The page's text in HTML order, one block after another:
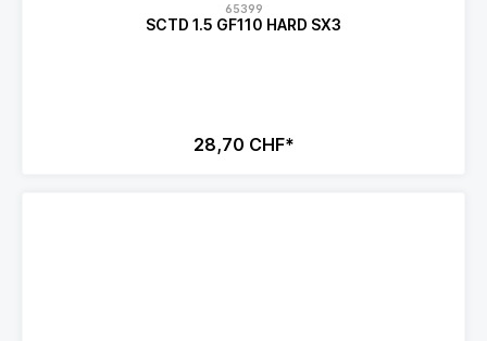
65399
SCTD 1.5 GF110 HARD SX3
28,70 CHF*